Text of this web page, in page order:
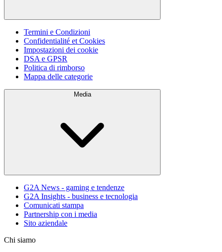
Termini e Condizioni
Confidentialité et Cookies
Impostazioni dei cookie
DSA e GPSR
Politica di rimborso
Mappa delle categorie
Media
G2A News - gaming e tendenze
G2A Insights - business e tecnologia
Comunicati stampa
Partnership con i media
Sito aziendale
Chi siamo